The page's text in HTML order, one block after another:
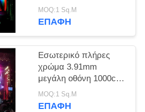
αποταμίευσης P3.91
1R1G1B/μαύρος
MOQ:1 Sq.M
ΕΠΑΦΉ
Εσωτερικό πλήρες
χρώμα 3.91mm
μεγάλη οθόνη 1000cd/
㎡ σκηνικής οδηγημένη
υπόβαθρο επίδειξης
MOQ:1 Sq.M
ΕΠΑΦΉ